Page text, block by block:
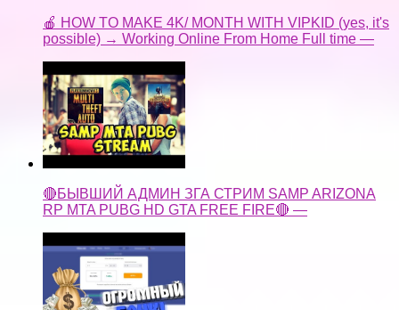
🍎 HOW TO MAKE 4K/ MONTH WITH VIPKID (yes, it's
possible) → Working Online From Home Full time —
🔴БЫВШИЙ АДМИН ЗГА СТРИМ SAMP ARIZONA
RP MTA PUBG HD GTA FREE FIRE🔴 —